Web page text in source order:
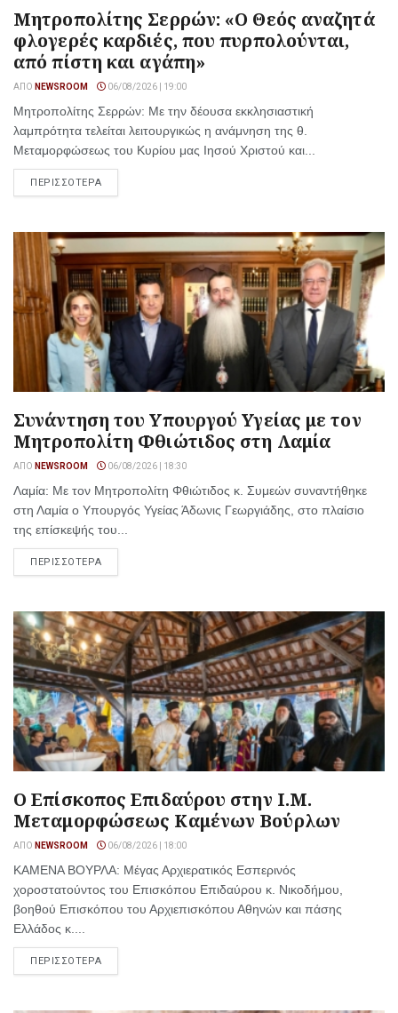
Μητροπολίτης Σερρών: «Ο Θεός αναζητά
φλογερές καρδιές, που πυρπολούνται,
από πίστη και αγάπη»
ΑΠΌ NEWSROOM 06/08/2026 | 19:00
Μητροπολίτης Σερρών: Με την δέουσα εκκλησιαστική
λαμπρότητα τελείται λειτουργικώς η ανάμνηση της θ.
Μεταμορφώσεως του Κυρίου μας Ιησού Χριστού και...
ΠΕΡΙΣΣΟΤΕΡΑ
Συνάντηση του Υπουργού Υγείας με τον
Μητροπολίτη Φθιώτιδος στη Λαμία
ΑΠΌ NEWSROOM 06/08/2026 | 18:30
Λαμία: Με τον Μητροπολίτη Φθιώτιδος κ. Συμεών συναντήθηκε
στη Λαμία ο Υπουργός Υγείας Άδωνις Γεωργιάδης, στο πλαίσιο
της επίσκεψής του...
ΠΕΡΙΣΣΟΤΕΡΑ
Ο Επίσκοπος Επιδαύρου στην Ι.Μ.
Μεταμορφώσεως Καμένων Βούρλων
ΑΠΌ NEWSROOM 06/08/2026 | 18:00
ΚΑΜΕΝΑ ΒΟΥΡΛΑ: Μέγας Αρχιερατικός Εσπερινός
χοροστατούντος του Επισκόπου Επιδαύρου κ. Νικοδήμου,
βοηθού Επισκόπου του Αρχιεπισκόπου Αθηνών και πάσης
Ελλάδος κ....
ΠΕΡΙΣΣΟΤΕΡΑ